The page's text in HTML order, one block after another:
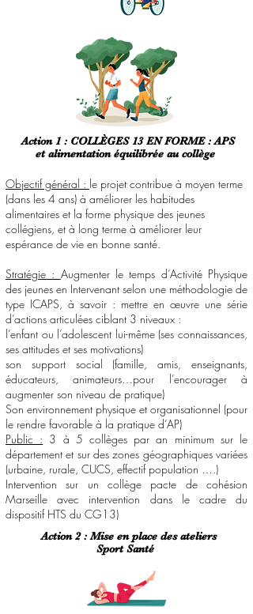
Action 1 : COLLÈGES 13 EN FORME : APS
et alimentation équilibrée au collège
Objectif général : le projet contribue à moyen terme
(dans les 4 ans) à améliorer les habitudes
alimentaires et la forme physique des jeunes
collégiens, et à long terme à améliorer leur
espérance de vie en bonne santé.
Stratégie : Augmenter le temps d’Activité Physique
des jeunes en Intervenant selon une méthodologie de
type ICAPS, à savoir : mettre en œuvre une série
d’actions articulées ciblant 3 niveaux :
l’enfant ou l’adolescent lui-même (ses connaissances,
ses attitudes et ses motivations)
son support social (famille, amis, enseignants,
éducateurs, animateurs…pour l’encourager à
augmenter son niveau de pratique)
Son environnement physique et organisationnel (pour
le rendre favorable à la pratique d’AP)
Public : 3 à 5 collèges par an minimum sur le
département et sur des zones géographiques variées
(urbaine, rurale, CUCS, effectif population ….)
Intervention sur un collège pacte de cohésion
Marseille avec intervention dans le cadre du
dispositif HTS du CG13)
Action 2 : Mise en place des ateliers
Sport Santé